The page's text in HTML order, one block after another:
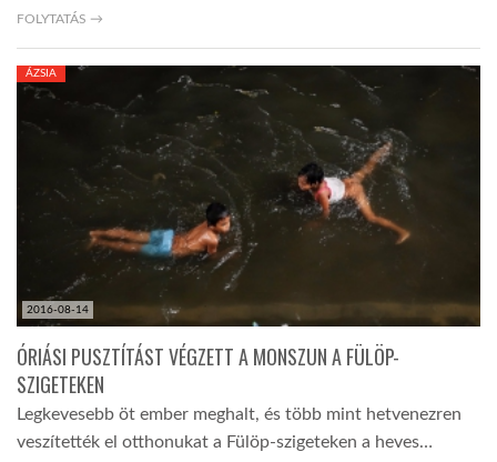
FOLYTATÁS →
2016-08-14
ÁZSIA
ÓRIÁSI PUSZTÍTÁST VÉGZETT A MONSZUN A FÜLÖP-
SZIGETEKEN
Legkevesebb öt ember meghalt, és több mint hetvenezren
veszítették el otthonukat a Fülöp-szigeteken a heves…